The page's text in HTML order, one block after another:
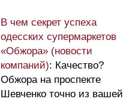
В чем секрет успеха
одесских супермаркетов
«Обжора» (новости
компаний): Качество?
Обжора на проспекте
Шевченко точно из вашей